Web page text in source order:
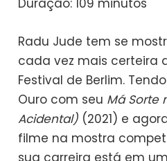
Duração: 109 minutos
Radu Jude tem se
cada vez mais certeira
Festival de Berlim.
Ouro com seu Má Sorte
Acidental) (2021) e
filme na mostra